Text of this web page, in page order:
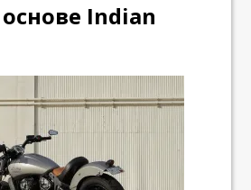
Indian